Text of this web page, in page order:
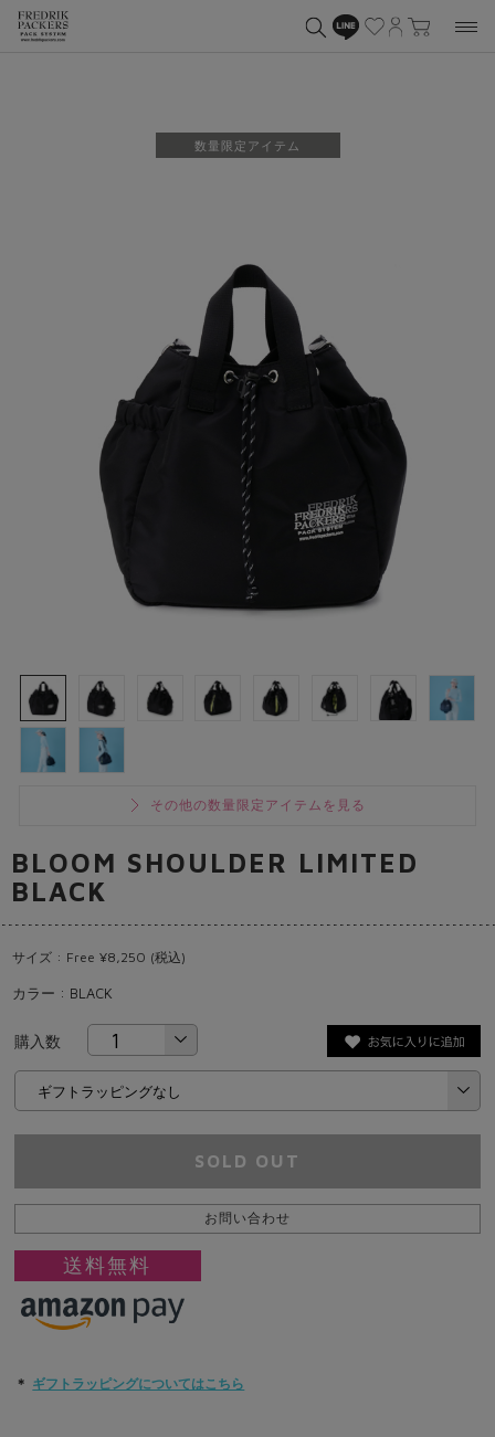
数量限定アイテム
その他の数量限定アイテムを見る
BLOOM SHOULDER LIMITED
BLACK
サイズ : Free ¥8,250 (税込)
カラー : BLACK
購入数
SOLD OUT
お問い合わせ
送料無料
＊ ギフトラッピングについてはこちら